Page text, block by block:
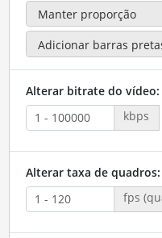
Alterar bitrate do vídeo:
kbps
Alterar taxa de quadros:
fps